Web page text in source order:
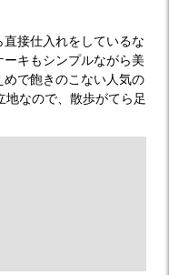
接仕入れをしているな
キもシンプルながら美
めで飽きのこない人気の
なので、散歩がてら足